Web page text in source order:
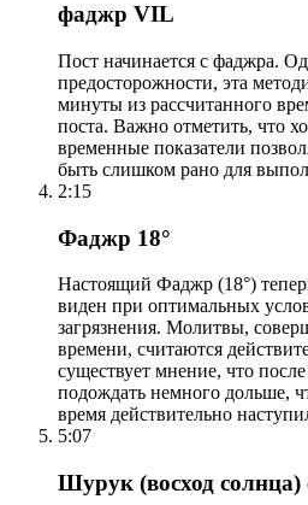
фаджр VIL
Пост начинается с фаджра.
предосторожности, эта
минуты из рассчитанного
поста. Важно отметить, что
временные показатели
быть слишком рано для
2:15
Фаджр 18°
Настоящий Фаджр (18°)
виден при оптимальных
загрязнения. Молитвы,
времени, считаются
существует мнение, что
подождать немного дольше,
время действительно
5:07
Шурук (восход солнца)